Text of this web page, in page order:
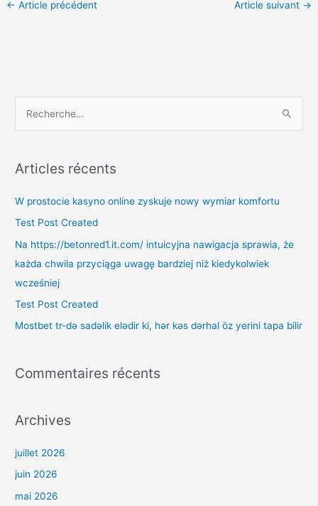
← Article précédent Article suivant →
h
h
e
r
:
Articles récents
W prostocie kasyno online zyskuje nowy wymiar komfortu
Test Post Created
Na https://betonred1.it.com/ intuicyjna nawigacja sprawia, że
każda chwila przyciąga uwagę bardziej niż kiedykolwiek
wcześniej
Test Post Created
Mostbet tr-də sadəlik elədir ki, hər kəs dərhal öz yerini tapa bilir
Commentaires récents
Archives
juillet 2026
juin 2026
mai 2026
Facebook